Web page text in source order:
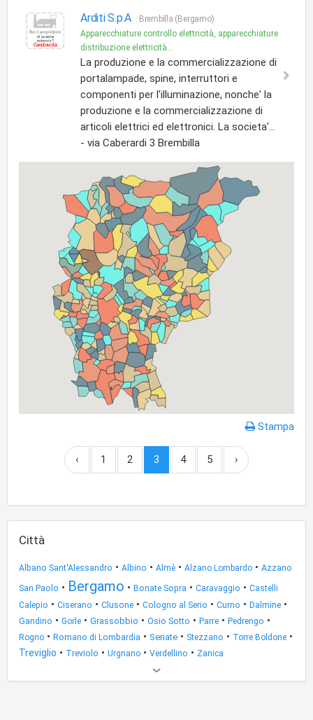
Arditi S.p.A
Brembilla (Bergamo)
Apparecchiature controllo elettricità, apparecchiature
distribuzione elettricità...
La produzione e la commercializzazione di
portalampade, spine, interruttori e
componenti per l'illuminazione, nonche' la
produzione e la commercializzazione di
articoli elettrici ed elettronici. La societa'...
- via Caberardi 3 Brembilla
Stampa
‹ 1 2 3 4 5 ›
Città
Albano Sant'Alessandro • Albino • Almè • Alzano Lombardo • Azzano
San Paolo • Bergamo • Bonate Sopra • Caravaggio • Castelli
Calepio • Ciserano • Clusone • Cologno al Serio • Curno • Dalmine •
Gandino • Gorle • Grassobbio • Osio Sotto • Parre • Pedrengo •
Rogno • Romano di Lombardia • Seriate • Stezzano • Torre Boldone •
Treviglio • Treviolo • Urgnano • Verdellino • Zanica
Altri